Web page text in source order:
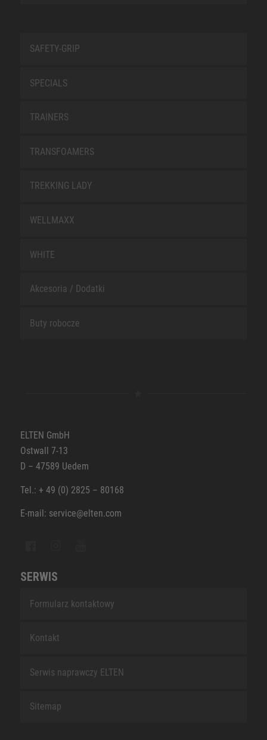
SAFETY-GRIP
SPECIALS
TRAINERS
TRANSFOAMERS
TREKKING LADY
WELLMAXX
WHITE
Akcesoria / Dodatki
Buty robocze
ELTEN GmbH
Ostwall 7-13
D – 47589 Uedem
Tel.: + 49 (0) 2825 – 80168
E-mail: service@elten.com
SERWIS
Formularz kontaktowy
Kontakt
Serwis naprawczy ELTEN
Sitemap